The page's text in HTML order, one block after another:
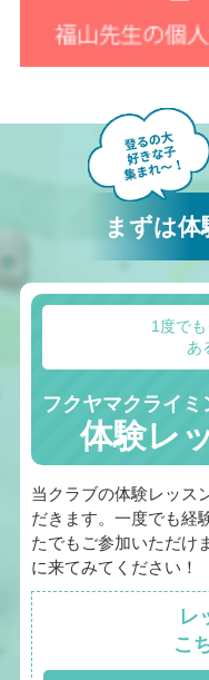
まずは体
1度で
あ
フクヤマクライ
体験レ
当クラブの体験レッス
だきます。一度でも経
たでもご参加いただけ
に来てみてください！
レ
こ